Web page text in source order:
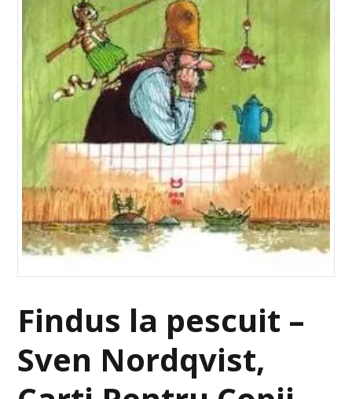
Findus la pescuit –
Sven Nordqvist,